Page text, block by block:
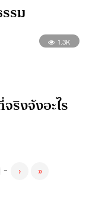
รม
1.3K
ริงจังอะไร
- › »